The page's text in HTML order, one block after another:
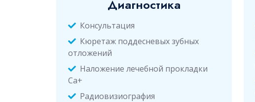
Диагностика
Консультация
Кюретаж поддесневых зубных
отложений
Наложение лечебной прокладки
Са+
Радиовизиография